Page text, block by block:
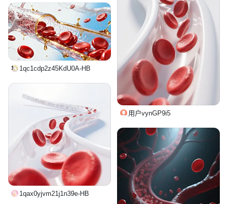
用户vynGP9i5
1qc1cdp2z45KdU0A-HB
1qax0yjvm21j1n39e-HB